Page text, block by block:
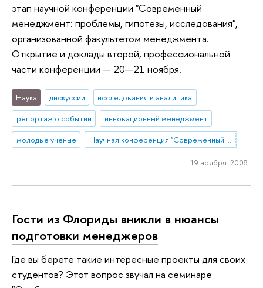
этап научной конференции "Современный
менеджмент: проблемы, гипотезы, исследования",
организованной факультетом менеджмента.
Открытие и доклады второй, профессиональной
части конференции — 20—21 ноября.
Наука дискуссии
исследования и аналитика
репортаж о событии
инновационный менеджмент
молодые ученые
Научная конференция "Современный менеджмент: проблемы, гипотезы, исследования"
19 ноября 2008
Гости из Флориды вникли в нюансы
подготовки менеджеров
Где вы берете такие интересные проекты для своих
студентов? Этот вопрос звучал на семинаре